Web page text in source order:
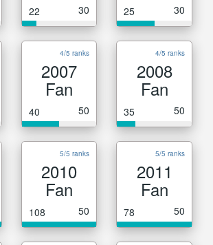
22 30 25 30
4/5 ranks
2007
Fan
40 50
4/5 ranks
2008
Fan
35 50
5/5 ranks
2010
Fan
108 50
5/5 ranks
2011
Fan
78 50